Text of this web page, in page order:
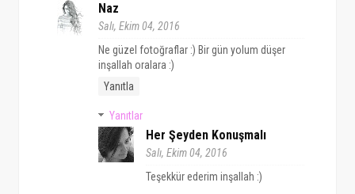
Naz
Salı, Ekim 04, 2016
Ne güzel fotoğraflar :) Bir gün yolum düşer
inşallah oralara :)
Yanıtla
Yanıtlar
Her Şeyden Konuşmalı
Salı, Ekim 04, 2016
Teşekkür ederim inşallah :)